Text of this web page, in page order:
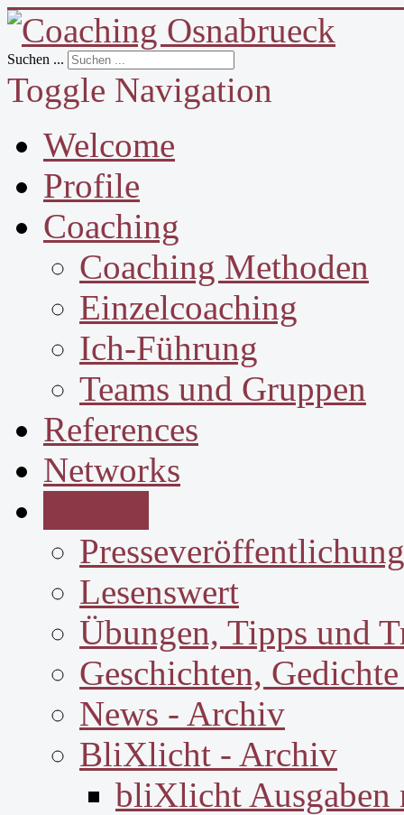
Suchen ...
Toggle Navigation
Welcome
Profile
Coaching
Coaching Methoden
Einzelcoaching
Ich-Führung
Teams und Gruppen
References
Networks
Lesenswert
Übungen, Tipps und
Geschichten,
News - Archiv
BliXlicht - Archiv
bliXlicht Ausgaben